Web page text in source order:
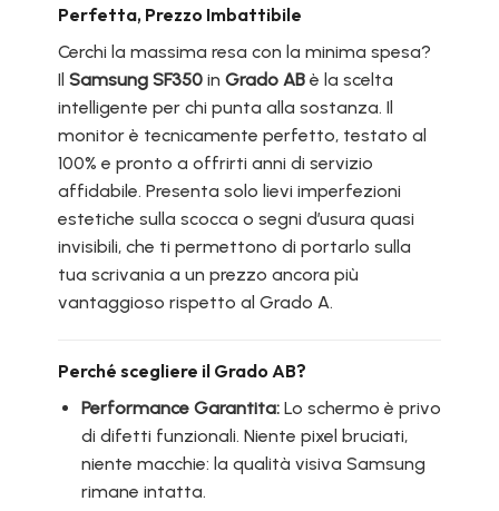
Perfetta, Prezzo Imbattibile
Cerchi la massima resa con la minima spesa?
Il Samsung SF350in Grado ABè la scelta
intelligente per chi punta alla sostanza. Il
monitor è tecnicamente perfetto, testato al
100% e pronto a offrirti anni di servizio
affidabile. Presenta solo lievi imperfezioni
estetiche sulla scocca o segni d’usura quasi
invisibili, che ti permettono di portarlo sulla
tua scrivania a un prezzo ancora più
vantaggioso rispetto al Grado A.
Perché scegliere il Grado AB?
Performance Garantita:Lo schermo è privo
di difetti funzionali. Niente pixel bruciati,
niente macchie: la qualità visiva Samsung
rimane intatta.